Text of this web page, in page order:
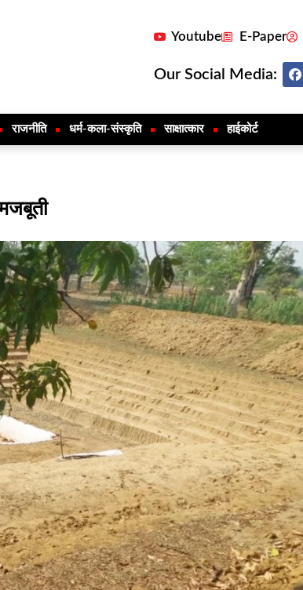
Youtube E-Paper
Our Social Media:
राजनीति धर्म-कला-संस्कृति साक्षात्कार हाईकोर्ट